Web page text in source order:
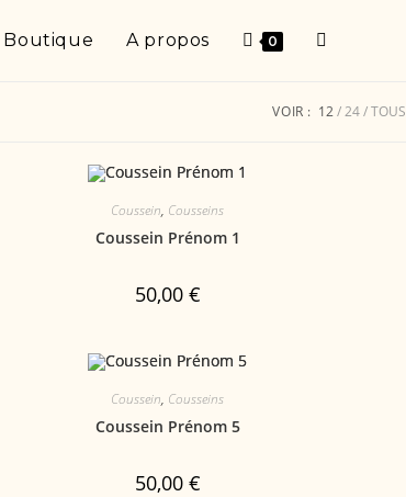
Boutique A propos 0
VOIR : 12 24 TOUS
Coussein, Cousseins
Coussein Prénom 1
50,00 €
Coussein, Cousseins
Coussein Prénom 5
50,00 €